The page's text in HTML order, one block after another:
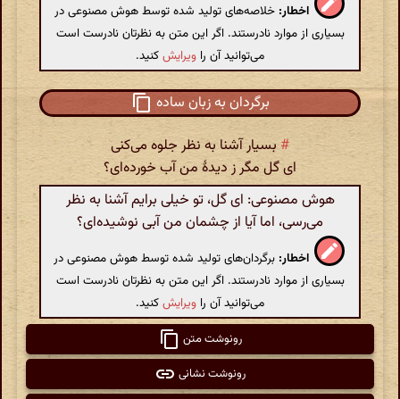
اخطار: خلاصه‌های تولید شده توسط هوش مصنوعی در
بسیاری از موارد نادرستند. اگر این متن به نظرتان نادرست است
می‌توانید آن را ویرایشکنید.
برگردان به زبان ساده
# بسیار آشنا به نظر جلوه می‌کنی
ای گل مگر ز دیدهٔ من آب خورده‌ای؟
هوش مصنوعی: ای گل، تو خیلی برایم آشنا به نظر
می‌رسی، اما آیا از چشمان من آبی نوشیده‌ای؟
اخطار: برگردان‌های تولید شده توسط هوش مصنوعی در
بسیاری از موارد نادرستند. اگر این متن به نظرتان نادرست است
می‌توانید آن را ویرایشکنید.
رونوشت متن
رونوشت نشانی